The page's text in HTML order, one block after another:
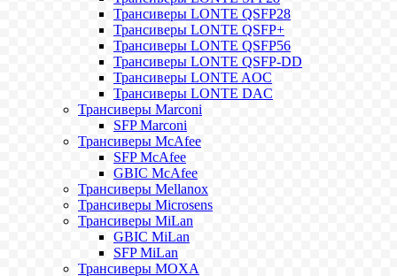
Трансиверы LONTE QSFP28
Трансиверы LONTE QSFP+
Трансиверы LONTE QSFP56
Трансиверы LONTE QSFP-DD
Трансиверы LONTE AOC
Трансиверы LONTE DAC
Трансиверы Marconi
SFP Marconi
Трансиверы McAfee
SFP McAfee
GBIC McAfee
Трансиверы Mellanox
Трансиверы Microsens
Трансиверы MiLan
GBIC MiLan
SFP MiLan
Трансиверы MOXA